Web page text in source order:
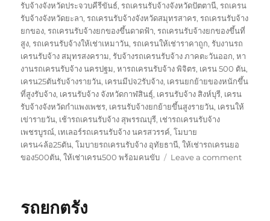
รับจ้างจังหวัดประจวบคีรีขันธ์,รถเครนรับจ้างจังหวัดปัตตานี,รถเครน
รับจ้างจังหวัดยะลา,รถเครนรับจ้างจังหวัดสมุทรสาคร,รถเครนรับจ้าง
ยกของ,รถเครนรับจ้างยกของขึ้นดาดฟ้า,รถเครนรับจ้างยกของขึ้นที่
สูง,รถเครนรับจ้างให้เช่าเหมาวัน,รถเครนให้เช่าราคาถูก,รับงานรถ
เครนรับจ้าง สมุทรสงคราม,รับจ้างรถเครนรับจ้าง ภาคตะวันออก,หา
งานรถเครนรับจ้าง นครปฐม,หารถเครนรับจ้าง พิจิตร, เครน 500 ตัน,
เครน25ตันรับจ้างรายวัน, เครนมีปจ2รับจ้าง, เครนยกย้ายของหนักขึ้น
ที่สูงรับจ้าง, เครนรับจ้าง จังหวัดกาฬสินธุ์, เครนรับจ้าง สิงห์บุรี, เครน
รับจ้างจังหวัดกำแพงเพชร, เครนรับจ้างยกย้ายขึ้นสูงรายวัน, เครนให้
เข่ารายวัน, เช้ารถเครนรับจ้าง สุพรรณบุรี, เช่ารถเครนรับจ้าง
เพชรบูรณ์, เทเลอร์รถเครนรับจ้าง นครสวรรค์,โมบาย
เครน4ล้อ25ตัน,โมบายรถเครนรับจ้าง อุทัยธานี,ให้เช่ารถเครนยอ
ของ500ตัน,ให้เช่าเครน500 พร้อมคนขับ Leave a commenton
รถยกตรัง